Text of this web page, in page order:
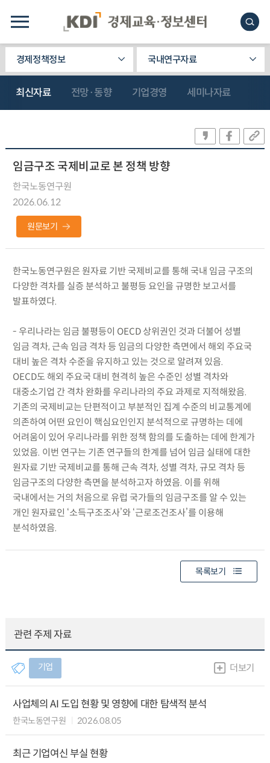
경제정책정보 국내연구자료
최신자료 전망·동향 기업경영 세미나자료
임금구조 국제비교로 본 정책 방향
한국노동연구원
2026.06.12
원문보기
한국노동연구원은 원자료 기반 국제비교를 통해 국내 임금 구조의
다양한 격차를 실증 분석하고 불평등 요인을 규명한 보고서를
발표하였다.
- 우리나라는 임금 불평등이 OECD 상위권인 것과 더불어 성별
임금 격차, 근속 임금 격차 등 임금의 다양한 측면에서 해외 주요국
대비 높은 격차 수준을 유지하고 있는 것으로 알려져 있음.
OECD도 해외 주요국 대비 현격히 높은 수준인 성별 격차와
대중소기업 간 격차 완화를 우리나라의 주요 과제로 지적해왔음.
기존의 국제비교는 단편적이고 부분적인 집계 수준의 비교통계에
의존하여 어떤 요인이 핵심요인인지 분석적으로 규명하는 데에
어려움이 있어 우리나라를 위한 정책 함의를 도출하는 데에 한계가
있었음. 이번 연구는 기존 연구들의 한계를 넘어 임금 실태에 대한
원자료 기반 국제비교를 통해 근속 격차, 성별 격차, 규모 격차 등
임금구조의 다양한 측면을 분석하고자 하였음. 이를 위해
국내에서는 거의 처음으로 유럽 국가들의 임금구조를 알 수 있는
개인 원자료인 ‘소득구조조사’와 ‘근로조건조사’를 이용해
분석하였음.
목록보기
관련 주제 자료
기업 더보기
사업체의 AI 도입 현황 및 영향에 대한 탐색적 분석
한국노동연구원 2026.08.05
최근 기업여신 부실 현황